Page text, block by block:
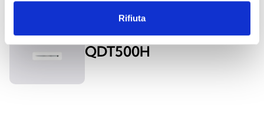
Rifiuta
QDT500H